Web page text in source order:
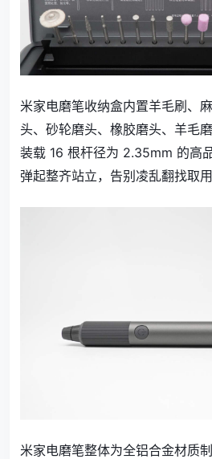
米家电磨笔收纳盒内置羊毛刷、
头、砂轮磨头、橡胶磨头、羊毛
装载 16 根杆径为 2.35mm 的高
弹起整齐站立，告别凌乱翻找取用
米家电磨笔整体为全铝合金材质